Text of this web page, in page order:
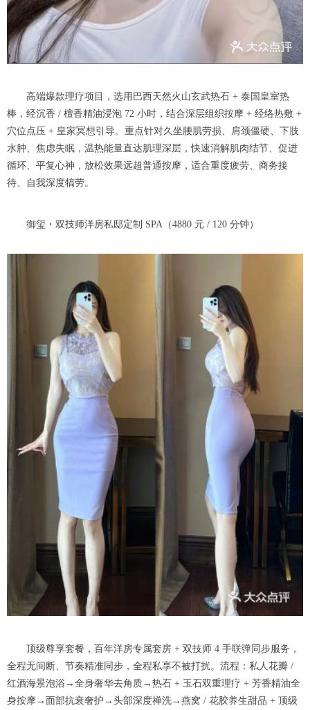
高端爆款理疗项目，选用巴西天然火山玄武热石 + 泰国皇室热
棒，经沉香 / 檀香精油浸泡 72 小时，结合深层组织按摩 + 经络热敷 +
穴位点压 + 皇家冥想引导。重点针对久坐腰肌劳损、肩颈僵硬、下肢
水肿、焦虑失眠，温热能量直达肌理深层，快速消解肌肉结节、促进
循环、平复心神，放松效果远超普通按摩，适合重度疲劳、商务接
待、自我深度犒劳。
御玺・双技师洋房私邸定制 SPA（4880 元 / 120 分钟）
顶级尊享套餐，百年洋房专属套房 + 双技师 4 手联弹同步服务，
全程无间断、节奏精准同步，全程私享不被打扰。流程：私人花瓣 /
红酒海景泡浴→全身奢华去角质→热石 + 玉石双重理疗 + 芳香精油全
身按摩→面部抗衰奢护→头部深度禅洗→燕窝 / 花胶养生甜品 + 顶级